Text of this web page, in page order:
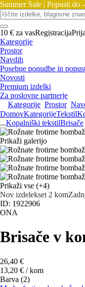
Summer Sale | Popusti do
10 € za vasRegistracija
Kategorije
Prostor
Navdih
Posebne ponudbe in
Novosti
Premium izdelki
Za poslovne partnerje
Kategorije Prostor
DomovKategorijeTekstil
...Kopalniški tekstilBrisače
Prikaži galerijo
Prikaži vse (+4)
Nov izdelekset 2 kom
ID: 1922906
ONA
Brisače v
26,40 €
13,20 € / kom
Barva (2)